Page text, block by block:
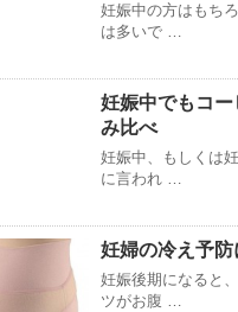
妊娠中の方はもち
は多いで …
妊娠中でもコ
み比べ
妊娠中、もしくは
に言われ …
妊婦の冷え予
妊娠後期になると
ツがお腹 …